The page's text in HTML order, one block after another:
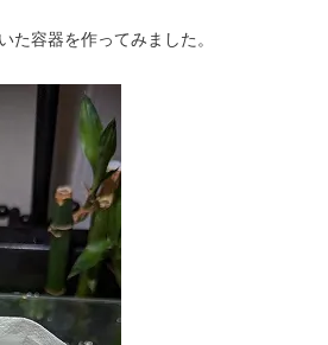
た容器を作ってみました。